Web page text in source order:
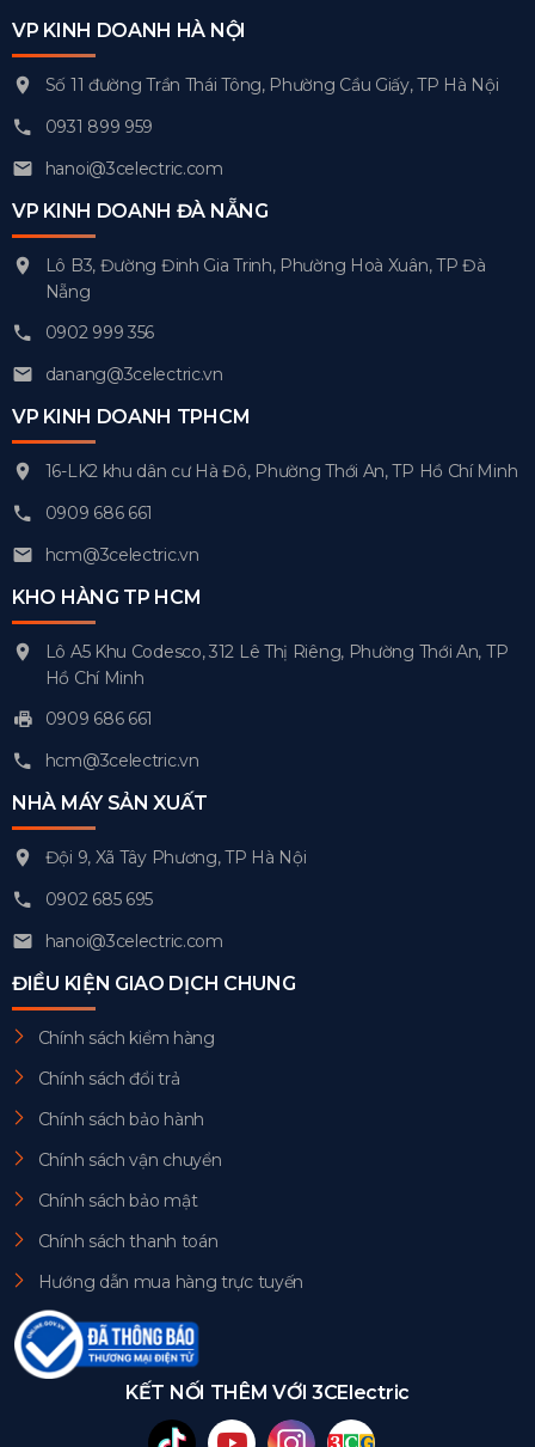
VP KINH DOANH HÀ NỘI
Số 11 đường Trần Thái Tông, Phường Cầu Giấy, TP Hà Nội
0931 899 959
hanoi@3celectric.com
VP KINH DOANH ĐÀ NẴNG
Lô B3, Đường Đinh Gia Trinh, Phường Hoà Xuân, TP Đà
Nẵng
0902 999 356
danang@3celectric.vn
VP KINH DOANH TPHCM
16-LK2 khu dân cư Hà Đô, Phường Thới An, TP Hồ Chí Minh
0909 686 661
hcm@3celectric.vn
KHO HÀNG TP HCM
Lô A5 Khu Codesco, 312 Lê Thị Riêng, Phường Thới An, TP
Hồ Chí Minh
0909 686 661
hcm@3celectric.vn
NHÀ MÁY SẢN XUẤT
Đội 9, Xã Tây Phương, TP Hà Nội
0902 685 695
hanoi@3celectric.com
ĐIỀU KIỆN GIAO DỊCH CHUNG
Chính sách kiểm hàng
Chính sách đổi trả
Chính sách bảo hành
Chính sách vận chuyển
Chính sách bảo mật
Chính sách thanh toán
Hướng dẫn mua hàng trực tuyến
KẾT NỐI THÊM VỚI 3CElectric